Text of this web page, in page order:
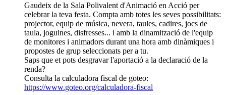
Gaudeix de la Sala Polivalent d'Animació en Acció per
celebrar la teva festa. Compta amb totes les seves possibilitats:
projector, equip de música, nevera, taules, cadires, jocs de
taula, joguines, disfresses... i amb la dinamització de l'equip
de monitores i animadors durant una hora amb dinàmiques i
propostes de grup seleccionats per a tu.
Saps que et pots desgravar l'aportació a la declaració de la
renda?
Consulta la calculadora fiscal de goteo:
https://www.goteo.org/calculadora-fiscal